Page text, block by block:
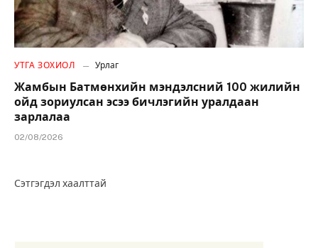
УТГА ЗОХИОЛ Урлаг
Жамбын Батмөнхийн мэндэлсний 100 жилийн
ойд зориулсан эсээ бичлэгийн уралдаан
зарлалаа
02/08/2026
Сэтгэгдэл хаалттай